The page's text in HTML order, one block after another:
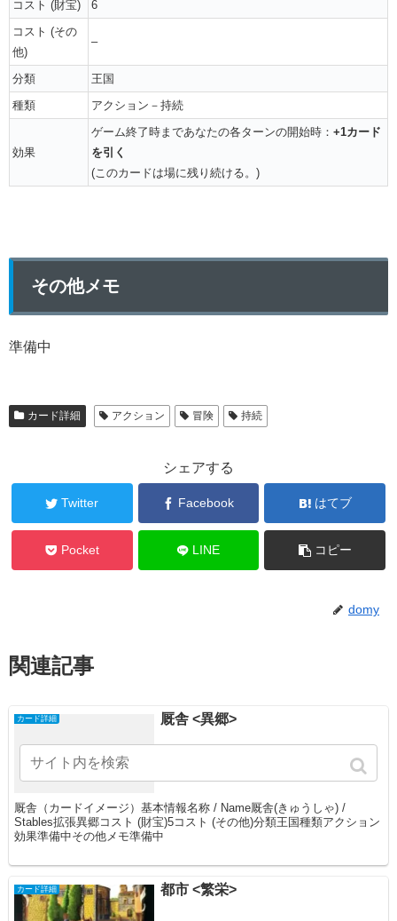
コスト (財宝)
6
コスト (その
他)
–
分類
王国
種類
アクション－持続
効果
ゲーム終了時まであなたの各ターンの開始時： +1カード
を引く
(このカードは場に残り続ける。)
その他メモ
準備中
カード詳細 アクション 冒険 持続
シェアする
Twitter Facebook はてブ
Pocket LINE コピー
domy
関連記事
カード詳細 厩舎 <異郷>
厩舎（カードイメージ）基本情報名称 / Name厩舎(きゅうしゃ) /
Stables拡張異郷コスト (財宝)5コスト (その他)分類王国種類アクション
効果準備中その他メモ準備中
カード詳細 都市 <繁栄>